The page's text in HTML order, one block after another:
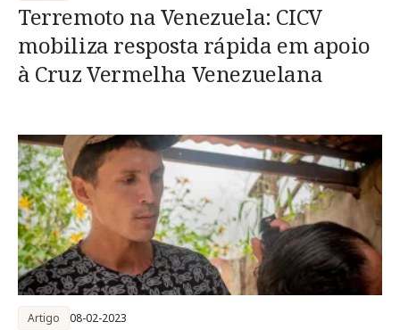
Terremoto na Venezuela: CICV
mobiliza resposta rápida em apoio
à Cruz Vermelha Venezuelana
Artigo 08-02-2023